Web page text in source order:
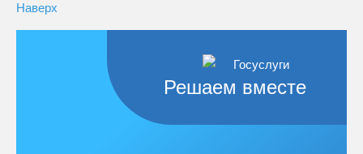
Наверх
Решаем вместе